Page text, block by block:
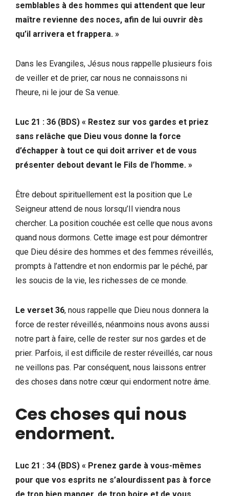
semblables à des hommes qui attendent que leur
maître revienne des noces, afin de lui ouvrir dès
qu’il arrivera et frappera. »
Dans les Evangiles, Jésus nous rappelle plusieurs fois
de veiller et de prier, car nous ne connaissons ni
l’heure, ni le jour de Sa venue.
Luc 21 : 36 (BDS) « Restez sur vos gardes et priez
sans relâche que Dieu vous donne la force
d’échapper à tout ce qui doit arriver et de vous
présenter debout devant le Fils de l’homme. »
Être debout spirituellement est la position que Le
Seigneur attend de nous lorsqu’Il viendra nous
chercher. La position couchée est celle que nous avons
quand nous dormons. Cette image est pour démontrer
que Dieu désire des hommes et des femmes réveillés,
prompts à l’attendre et non endormis par le péché, par
les soucis de la vie, les richesses de ce monde.
Le verset 36, nous rappelle que Dieu nous donnera la
force de rester réveillés, néanmoins nous avons aussi
notre part à faire, celle de rester sur nos gardes et de
prier. Parfois, il est difficile de rester réveillés, car nous
ne veillons pas. Par conséquent, nous laissons entrer
des choses dans notre cœur qui endorment notre âme.
Ces choses qui nous
endorment.
Luc 21 : 34 (BDS) « Prenez garde à vous-mêmes
pour que vos esprits ne s’alourdissent pas à force